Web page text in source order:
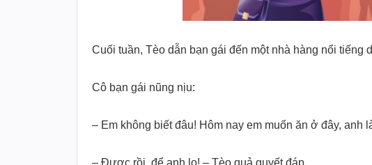
Cuối tuần, Tèo dẫn bạn gái đến một nhà hàng nổi tiếng
Cô bạn gái nũng nịu:
– Em không biết đâu! Hôm nay em muốn ăn ở đây, anh
– Được rồi, để anh lo! – Tèo quả quyết đáp.